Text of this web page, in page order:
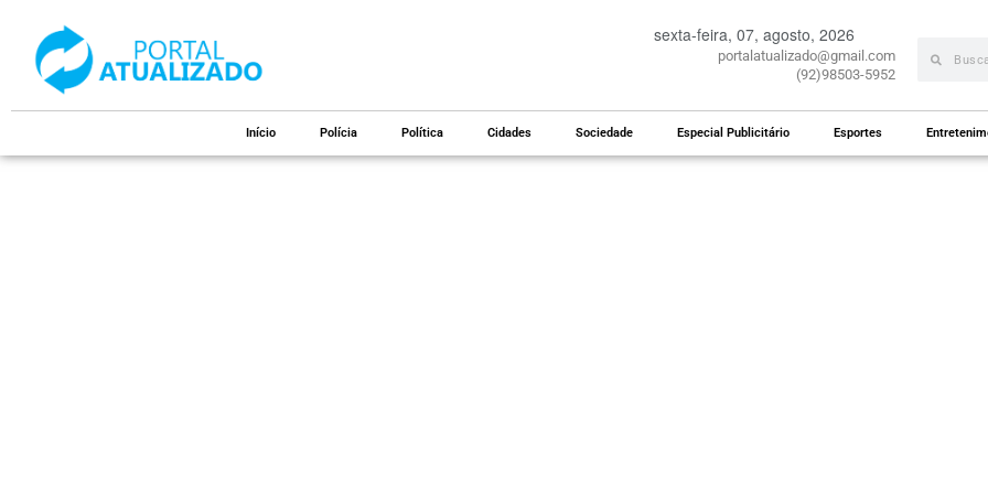
sexta-feira, 07, agosto, 2026
portalatualizado@gmail.com
(92)98503-5952
Início Polícia Política Cidades Sociedade Especial Publicitário Esportes